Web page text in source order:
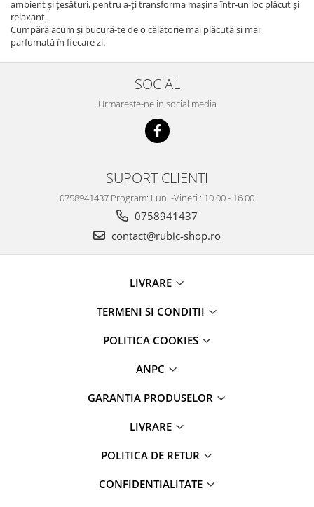
ambient și țesături, pentru a-ți transforma mașina într-un loc plăcut și
relaxant.
Cumpără acum și bucură-te de o călătorie mai plăcută și mai
parfumată în fiecare zi.
SOCIAL
Urmareste-ne in social media
SUPORT CLIENTI
0758941437 Program: Luni -Vineri : 10.00 - 16.00
0758941437
contact@rubic-shop.ro
LIVRARE
TERMENI SI CONDITII
POLITICA COOKIES
ANPC
GARANTIA PRODUSELOR
LIVRARE
POLITICA DE RETUR
CONFIDENTIALITATE